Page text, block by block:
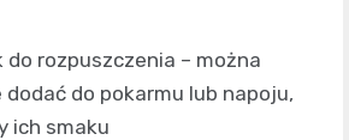
do rozpuszczenia – można
do pokarmu lub napoju,
ich smaku